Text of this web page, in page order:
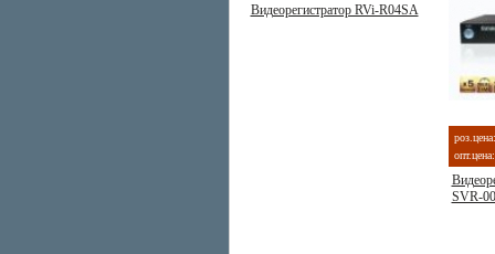
Видеорегистратор RVi-R04SA
роз.цена:
опт.цена:
SVR-